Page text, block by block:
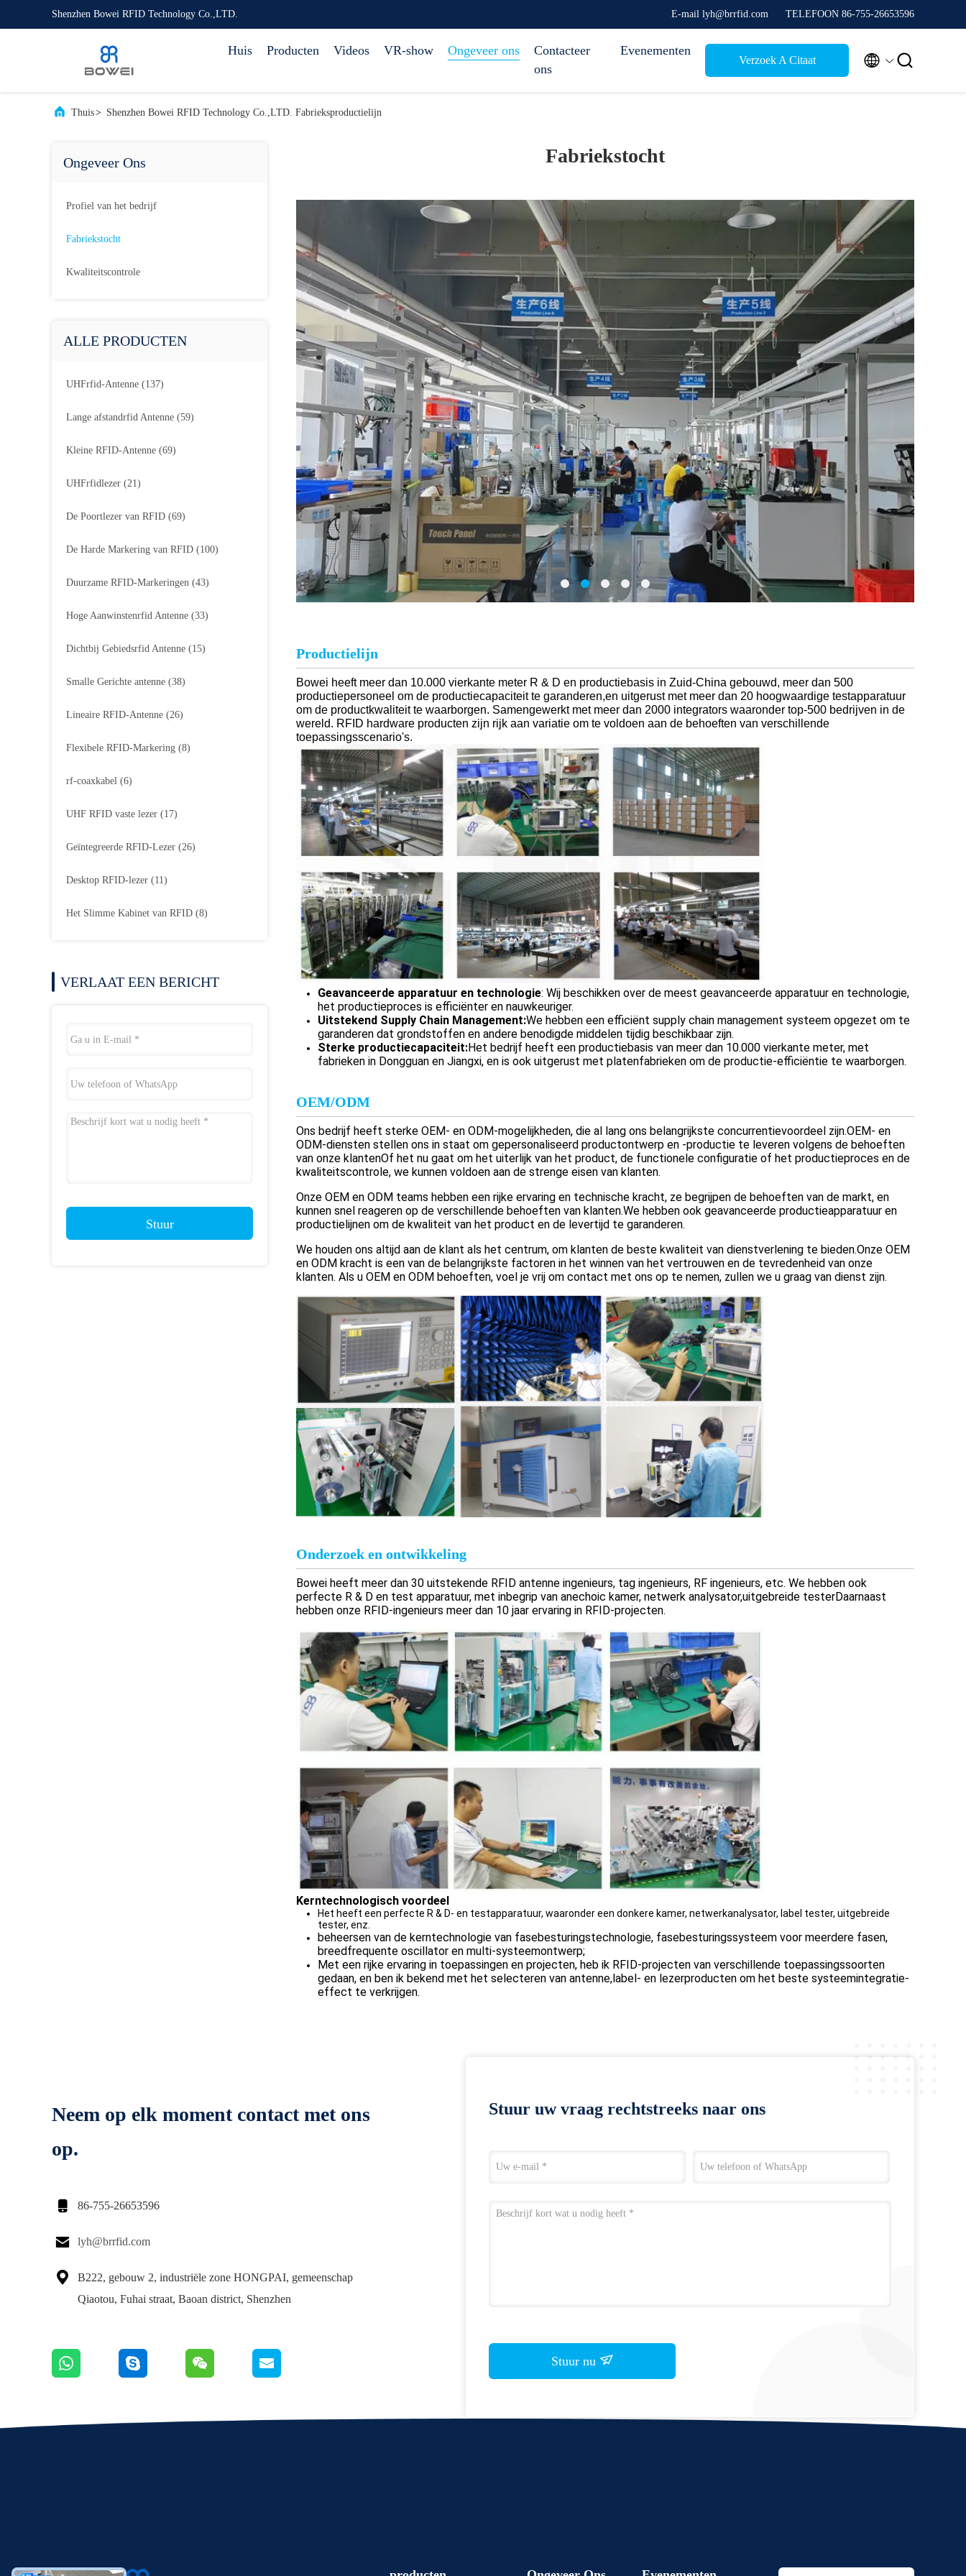
Shenzhen Bowei RFID Technology Co.,LTD. E-mail lyh@brrfid.com TELEFOON 86-755-26653596
Huis Producten Videos VR-show Ongeveer ons
Contacteer
ons
Evenementen
Verzoek A Citaat  
Thuis> Shenzhen Bowei RFID Technology Co.,LTD. Fabrieksproductielijn
Ongeveer Ons
Profiel van het bedrijf
Fabriekstocht
Kwaliteitscontrole
ALLE PRODUCTEN
UHFrfid-Antenne (137)
Lange afstandrfid Antenne (59)
Kleine RFID-Antenne (69)
UHFrfidlezer (21)
De Poortlezer van RFID (69)
De Harde Markering van RFID (100)
Duurzame RFID-Markeringen (43)
Hoge Aanwinstenrfid Antenne (33)
Dichtbij Gebiedsrfid Antenne (15)
Smalle Gerichte antenne (38)
Lineaire RFID-Antenne (26)
Flexibele RFID-Markering (8)
rf-coaxkabel (6)
UHF RFID vaste lezer (17)
Geïntegreerde RFID-Lezer (26)
Desktop RFID-lezer (11)
Het Slimme Kabinet van RFID (8)
VERLAAT EEN BERICHT
Stuur
Fabriekstocht
Productielijn
Bowei heeft meer dan 10.000 vierkante meter R & D en productiebasis in Zuid-China gebouwd, meer dan 500
productiepersoneel om de productiecapaciteit te garanderen,en uitgerust met meer dan 20 hoogwaardige testapparatuur
om de productkwaliteit te waarborgen. Samengewerkt met meer dan 2000 integrators waaronder top-500 bedrijven in de
wereld. RFID hardware producten zijn rijk aan variatie om te voldoen aan de behoeften van verschillende
toepassingsscenario's.
Geavanceerde apparatuur en technologie: Wij beschikken over de meest geavanceerde apparatuur en technologie,
het productieproces is efficiënter en nauwkeuriger.
Uitstekend Supply Chain Management:We hebben een efficiënt supply chain management systeem opgezet om te
garanderen dat grondstoffen en andere benodigde middelen tijdig beschikbaar zijn.
Sterke productiecapaciteit:Het bedrijf heeft een productiebasis van meer dan 10.000 vierkante meter, met
fabrieken in Dongguan en Jiangxi, en is ook uitgerust met platenfabrieken om de productie-efficiëntie te waarborgen.
OEM/ODM
Ons bedrijf heeft sterke OEM- en ODM-mogelijkheden, die al lang ons belangrijkste concurrentievoordeel zijn.OEM- en
ODM-diensten stellen ons in staat om gepersonaliseerd productontwerp en -productie te leveren volgens de behoeften
van onze klantenOf het nu gaat om het uiterlijk van het product, de functionele configuratie of het productieproces en de
kwaliteitscontrole, we kunnen voldoen aan de strenge eisen van klanten.
Onze OEM en ODM teams hebben een rijke ervaring en technische kracht, ze begrijpen de behoeften van de markt, en
kunnen snel reageren op de verschillende behoeften van klanten.We hebben ook geavanceerde productieapparatuur en
productielijnen om de kwaliteit van het product en de levertijd te garanderen.
We houden ons altijd aan de klant als het centrum, om klanten de beste kwaliteit van dienstverlening te bieden.Onze OEM
en ODM kracht is een van de belangrijkste factoren in het winnen van het vertrouwen en de tevredenheid van onze
klanten. Als u OEM en ODM behoeften, voel je vrij om contact met ons op te nemen, zullen we u graag van dienst zijn.
Onderzoek en ontwikkeling
Bowei heeft meer dan 30 uitstekende RFID antenne ingenieurs, tag ingenieurs, RF ingenieurs, etc. We hebben ook
perfecte R & D en test apparatuur, met inbegrip van anechoic kamer, netwerk analysator,uitgebreide testerDaarnaast
hebben onze RFID-ingenieurs meer dan 10 jaar ervaring in RFID-projecten.
Kerntechnologisch voordeel
Het heeft een perfecte R & D- en testapparatuur, waaronder een donkere kamer, netwerkanalysator, label tester, uitgebreide
tester, enz.
beheersen van de kerntechnologie van fasebesturingstechnologie, fasebesturingssysteem voor meerdere fasen,
breedfrequente oscillator en multi-systeemontwerp;
Met een rijke ervaring in toepassingen en projecten, heb ik RFID-projecten van verschillende toepassingssoorten
gedaan, en ben ik bekend met het selecteren van antenne,label- en lezerproducten om het beste systeemintegratie-
effect te verkrijgen.
Neem op elk moment contact met ons
op.
 86-755-26653596
 lyh@brrfid.com

B222, gebouw 2, industriële zone HONGPAI, gemeenschap
Qiaotou, Fuhai straat, Baoan district, Shenzhen
Stuur uw vraag rechtstreeks naar ons
Stuur nu